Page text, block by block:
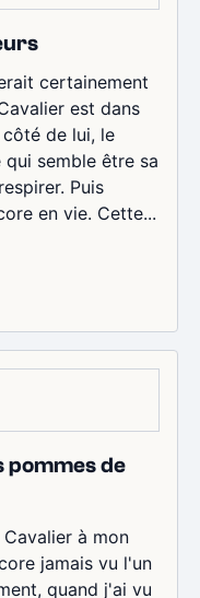
certainement
est dans
de lui, le
semble être sa
Puis
en vie. Cette...
pommes de
à mon
jamais vu l'un
quand j'ai vu